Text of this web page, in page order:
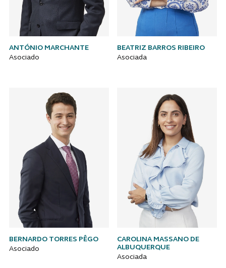
ANTÓNIO MARCHANTE
Asociado
BEATRIZ BARROS RIBEIRO
Asociada
BERNARDO TORRES PÊGO
Asociado
CAROLINA MASSANO DE
ALBUQUERQUE
Asociada